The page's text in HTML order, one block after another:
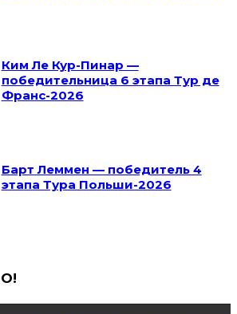
Ким Ле Кур-Пинар —
победительница 6 этапа Тур де
Франс-2026
Барт Леммен — победитель 4
этапа Тура Польши-2026